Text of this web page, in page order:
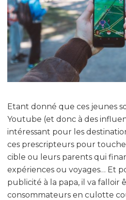
Etant donné que ces jeunes
Youtube (et donc à des
intéressant pour les
ces prescripteurs pour
cible ou leurs parents qui
expériences ou voyages… Et
publicité à la papa, il va falloir
consommateurs en culotte